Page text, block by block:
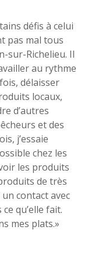
défis à celui
pas mal tous
sur-Richelieu. Il
au rythme
délaisser
locaux,
d’autres
et des
j’essaie
chez les
les produits
de très
un contact avec
qu’elle fait.
mes plats.»